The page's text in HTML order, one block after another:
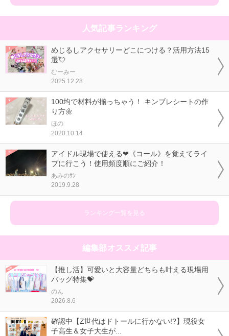
人気記事ランキング
めじるしアクセサリーどこにつける？活用方法15
選💘
むーみー
2025.12.28
100均で材料が揃っちゃう！ キンブレシートの作
り方🌼
ほの
2020.10.14
アイドル現場で使える❤《コール》を覚えてライ
ブに行こう！使用頻度順にご紹介！
あみのｻﾝ
2019.9.28
ランキング一覧を見る
編集部オススメ記事
【推し活】可愛いと大容量どちらも叶える現場用
バッグ特集💝
のん
2026.8.6
確認中【Z世代はドトールに行かない!?】現役女
子高生＆女子大生が...